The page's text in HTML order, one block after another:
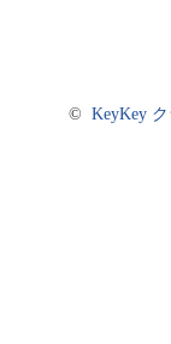
© KeyKey